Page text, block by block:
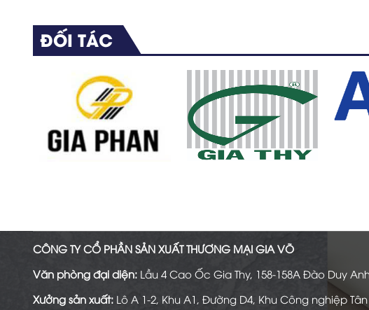
ĐỐI TÁC
CÔNG TY CỔ PHẦN SẢN XUẤT THƯƠNG MẠI GIA VÕ
Văn phòng đại diện: Lầu 4 Cao Ốc Gia Thy, 158-158A Đào Duy
Xưởng sản xuất: Lô A 1-2, Khu A1, Đường D4, Khu Công nghiệp